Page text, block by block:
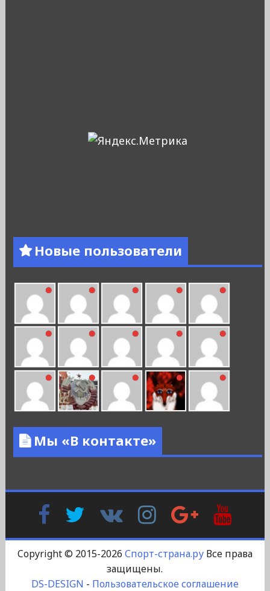
Новые пользователи
Мы «В контакте»
FacebookTwitter
Контакте
InstagramGoogle
Plus
Copyright © 2015-2026 Спорт-страна.руВсе права
защищены.
DS-DESIGN - Пользовательское соглашение